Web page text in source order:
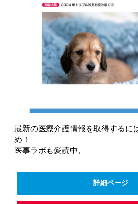
最新の医療介護情報を取得するに
め！
医事ラボも愛読中。
詳細ページ